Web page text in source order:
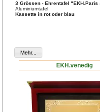
3 Grössen - Ehrentafel "EKH.Paris
Aluminiumtafel
Kassette in rot oder blau
EKH.venedig